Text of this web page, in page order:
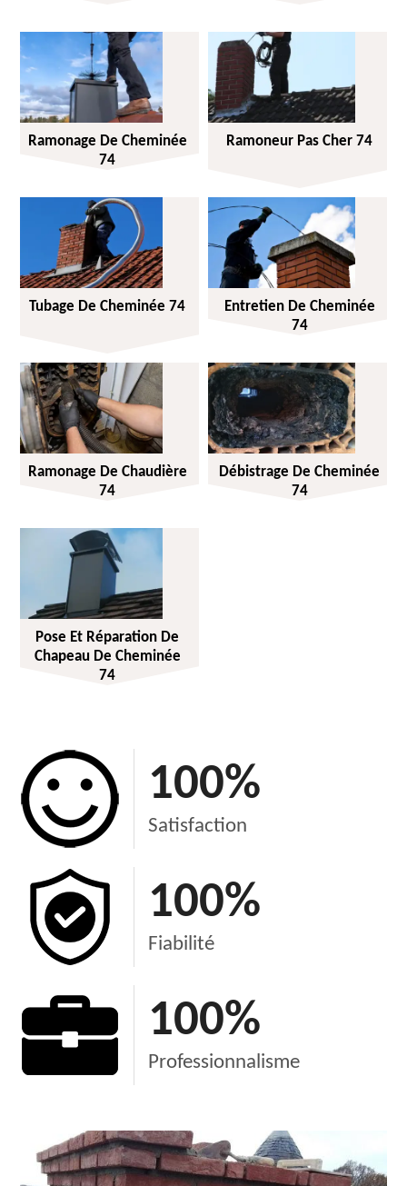
Ramonage De Cheminée
74
Ramoneur Pas Cher 74
Tubage De Cheminée 74
Entretien De Cheminée
74
Ramonage De Chaudière
74
Débistrage De Cheminée
74
Pose Et Réparation De
Chapeau De Cheminée
74
100%
Satisfaction
100%
Fiabilité
100%
Professionnalisme